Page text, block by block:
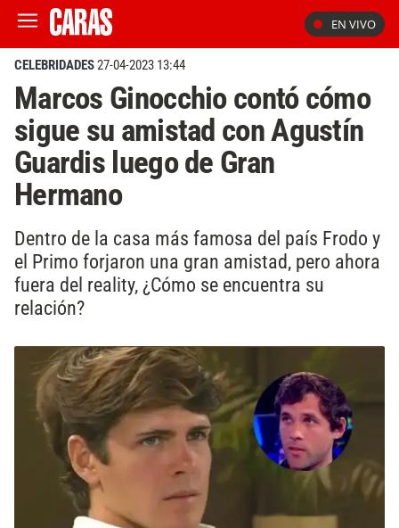
EN VIVO
CELEBRIDADES27-04-2023 13:44
Marcos Ginocchio contó cómo
sigue su amistad con Agustín
Guardis luego de Gran
Hermano
Dentro de la casa más famosa del país Frodo y
el Primo forjaron una gran amistad, pero ahora
fuera del reality, ¿Cómo se encuentra su
relación?